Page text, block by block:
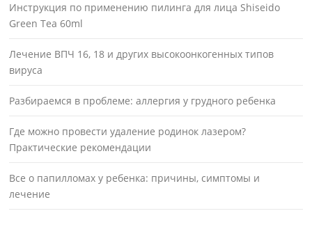
Инструкция по применению пилинга для лица Shiseido
Green Tea 60ml
Лечение ВПЧ 16, 18 и других высокоонкогенных типов
вируса
Разбираемся в проблеме: аллергия у грудного ребенка
Где можно провести удаление родинок лазером?
Практические рекомендации
Все о папилломах у ребенка: причины, симптомы и
лечение